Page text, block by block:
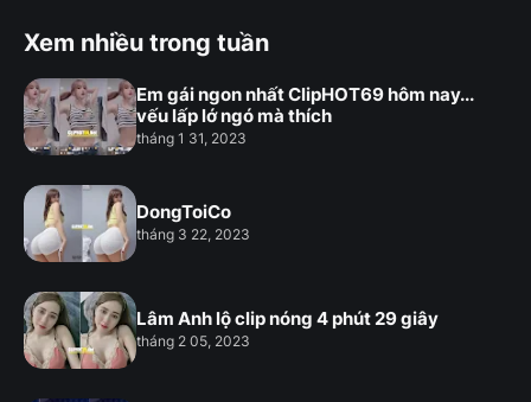
Xem nhiều trong tuần
Em gái ngon nhất ClipHOT69 hôm nay...
vếu lấp lớ ngó mà thích
tháng 1 31, 2023
DongToiCo
tháng 3 22, 2023
Lâm Anh lộ clip nóng 4 phút 29 giây
tháng 2 05, 2023